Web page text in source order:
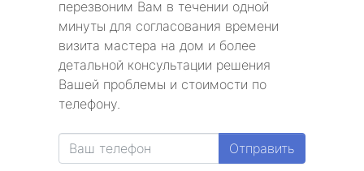
перезвоним Вам в течении одной
минуты для согласования времени
визита мастера на дом и более
детальной консультации решения
Вашей проблемы и стоимости по
телефону.
Отправить